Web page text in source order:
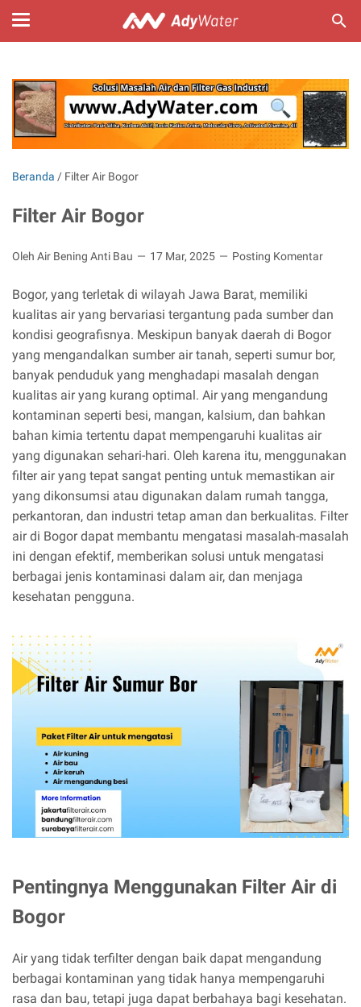
Beranda / Filter Air Bogor
Filter Air Bogor
Oleh Air Bening Anti Bau 17 Mar, 2025 Posting Komentar
Bogor, yang terletak di wilayah Jawa Barat, memiliki
kualitas air yang bervariasi tergantung pada sumber dan
kondisi geografisnya. Meskipun banyak daerah di Bogor
yang mengandalkan sumber air tanah, seperti sumur bor,
banyak penduduk yang menghadapi masalah dengan
kualitas air yang kurang optimal. Air yang mengandung
kontaminan seperti besi, mangan, kalsium, dan bahkan
bahan kimia tertentu dapat mempengaruhi kualitas air
yang digunakan sehari-hari. Oleh karena itu, menggunakan
filter air yang tepat sangat penting untuk memastikan air
yang dikonsumsi atau digunakan dalam rumah tangga,
perkantoran, dan industri tetap aman dan berkualitas. Filter
air di Bogor dapat membantu mengatasi masalah-masalah
ini dengan efektif, memberikan solusi untuk mengatasi
berbagai jenis kontaminasi dalam air, dan menjaga
kesehatan pengguna.
Pentingnya Menggunakan Filter Air di
Bogor
Air yang tidak terfilter dengan baik dapat mengandung
berbagai kontaminan yang tidak hanya mempengaruhi
rasa dan bau, tetapi juga dapat berbahaya bagi kesehatan.